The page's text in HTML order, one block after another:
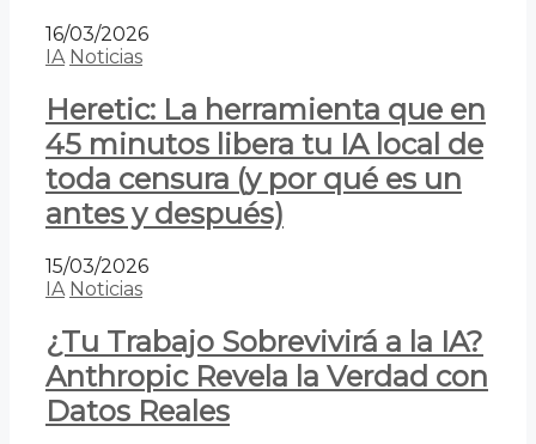
16/03/2026
IA Noticias
Heretic: La herramienta que en
45 minutos libera tu IA local de
toda censura (y por qué es un
antes y después)
15/03/2026
IA Noticias
¿Tu Trabajo Sobrevivirá a la IA?
Anthropic Revela la Verdad con
Datos Reales